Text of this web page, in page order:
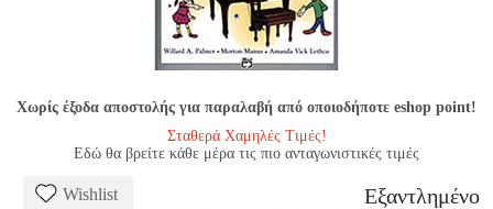
Χωρίς έξοδα αποστολής για παραλαβή από οποιοδήποτε eshop point!
Σταθερά Χαμηλές Τιμές!
Εδώ θα βρείτε κάθε μέρα τις πιο ανταγωνιστικές τιμές
Wishlist Εξαντλημένο